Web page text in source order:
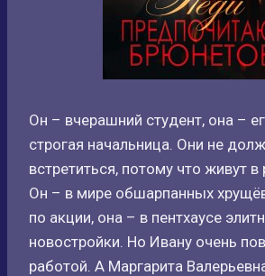
Он – вчерашний студент, она –
строгая начальница. Они не
встретиться, потому что живут
Он – в мире обшарпанных
по акции, она – в пентхаусе
новостройки. Но Ивану очень
работой. А Маргарита